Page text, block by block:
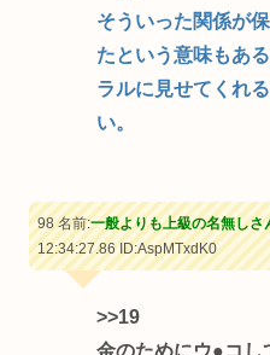
そういった関係が
たという意味もあ
ラルに見せてくれ
い。
98 名前:一般よりも上級の名無しさ
12:34:27.86ID:AspMTxdK0
>>19